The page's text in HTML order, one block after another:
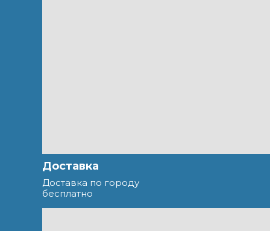
Доставка
Доставка по городу
бесплатно